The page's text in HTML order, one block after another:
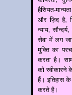
हैसियत-
और ज़िद है,
न्याय,
सेवा में लग
मुक्ति का
करता है।
को
हैं। इतिहास
करते हैं।